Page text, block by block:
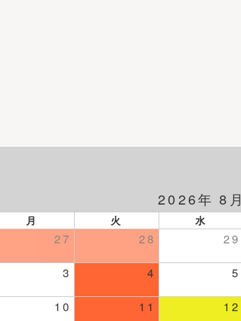
2026年 8月
月 火 水
27 28 29
3 4 5
10 11 12